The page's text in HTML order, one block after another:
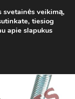
0
veikimą,
tiesiog
apie slapukus